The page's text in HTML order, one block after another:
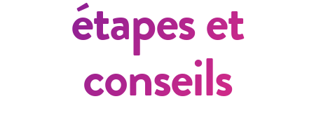
étapes et
conseils